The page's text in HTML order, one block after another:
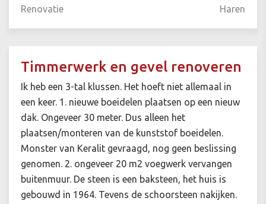
Renovatie Haren
Timmerwerk en gevel renoveren
Ik heb een 3-tal klussen. Het hoeft niet allemaal in
een keer. 1. nieuwe boeidelen plaatsen op een nieuw
dak. Ongeveer 30 meter. Dus alleen het
plaatsen/monteren van de kunststof boeidelen.
Monster van Keralit gevraagd, nog geen beslissing
genomen. 2. ongeveer 20 m2 voegwerk vervangen
buitenmuur. De steen is een baksteen, het huis is
gebouwd in 1964. Tevens de schoorsteen nakijken.